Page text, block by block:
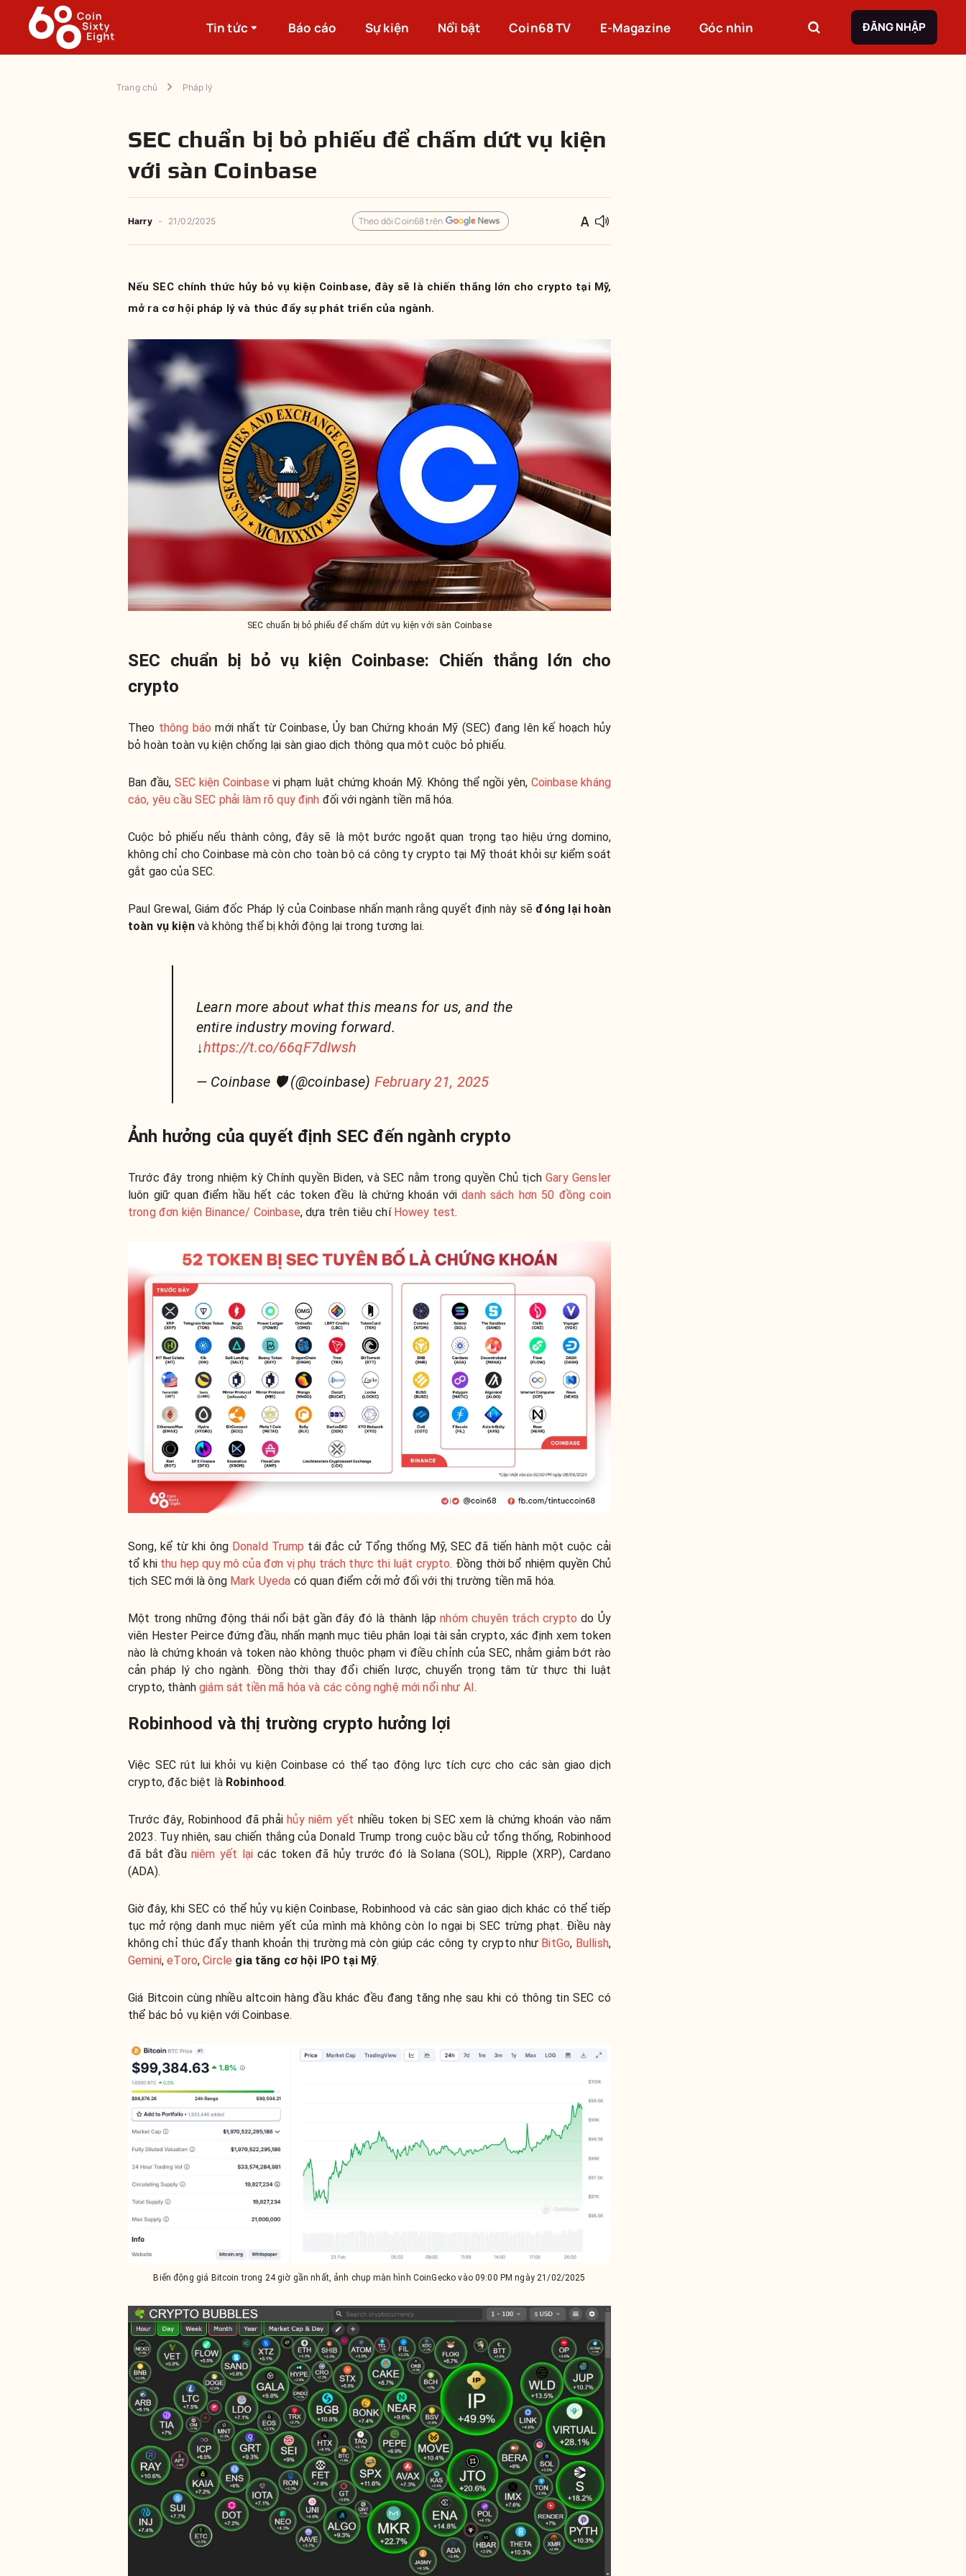
Tin tức Báo cáo Sự kiện Nổi bật Coin68 TV E-Magazine Góc nhìn ĐĂNG NHẬP
Trang chủ Pháp lý
SEC chuẩn bị bỏ phiếu để chấm dứt vụ kiện
với sàn Coinbase
Harry - 21/02/2025 Theo dõi Coin68 trên
Nếu SEC chính thức hủy bỏ vụ kiện Coinbase, đây sẽ là chiến thắng lớn cho crypto tại Mỹ,
mở ra cơ hội pháp lý và thúc đẩy sự phát triển của ngành.
SEC chuẩn bị bỏ phiếu để chấm dứt vụ kiện với sàn Coinbase
SEC chuẩn bị bỏ vụ kiện Coinbase: Chiến thắng lớn cho
crypto
Theo thông báo mới nhất từ Coinbase, Ủy ban Chứng khoán Mỹ (SEC) đang lên kế hoạch hủy
bỏ hoàn toàn vụ kiện chống lại sàn giao dịch thông qua một cuộc bỏ phiếu.
Ban đầu, SEC kiện Coinbase vi phạm luật chứng khoán Mỹ. Không thể ngồi yên, Coinbase kháng
cáo, yêu cầu SEC phải làm rõ quy định đối với ngành tiền mã hóa.
Cuộc bỏ phiếu nếu thành công, đây sẽ là một bước ngoặt quan trọng tạo hiệu ứng domino,
không chỉ cho Coinbase mà còn cho toàn bộ cá công ty crypto tại Mỹ thoát khỏi sự kiểm soát
gắt gao của SEC.
Paul Grewal, Giám đốc Pháp lý của Coinbase nhấn mạnh rằng quyết định này sẽ đóng lại hoàn
toàn vụ kiệnvà không thể bị khởi động lại trong tương lai.
Learn more about what this means for us, and the
entire industry moving forward.
↓https://t.co/66qF7dIwsh
— Coinbase 🛡️ (@coinbase) February 21, 2025
Ảnh hưởng của quyết định SEC đến ngành crypto
Trước đây trong nhiệm kỳ Chính quyền Biden, và SEC nằm trong quyền Chủ tịchGary Gensler
luôn giữ quan điểm hầu hết các token đều là chứng khoán vớidanh sách hơn 50 đồng coin
trong đơn kiện Binance/ Coinbase, dựa trên tiêu chí Howey test.
Song, kể từ khi ông Donald Trump tái đắc cử Tổng thống Mỹ, SEC đã tiến hành một cuộc cải
tổ khi thu hẹp quy mô của đơn vị phụ trách thực thi luật crypto. Đồng thời bổ nhiệm quyền Chủ
tịch SEC mới là ông Mark Uyeda có quan điểm cởi mở đối với thị trường tiền mã hóa.
Một trong những động thái nổi bật gần đây đó là thành lậpnhóm chuyên trách crypto do Ủy
viên Hester Peirce đứng đầu, nhấn mạnh mục tiêu phân loại tài sản crypto, xác định xem token
nào là chứng khoán và token nào không thuộc phạm vi điều chỉnh của SEC, nhằm giảm bớt rào
cản pháp lý cho ngành. Đồng thời thay đổi chiến lược, chuyển trọng tâm từ thực thi luật
crypto, thànhgiám sát tiền mã hóa và các công nghệ mới nổi như AI.
Robinhood và thị trường crypto hưởng lợi
Việc SEC rút lui khỏi vụ kiện Coinbase có thể tạo động lực tích cực cho các sàn giao dịch
crypto, đặc biệt là Robinhood.
Trước đây, Robinhood đã phảihủy niêm yết nhiều token bị SEC xem là chứng khoán vào năm
2023. Tuy nhiên, sau chiến thắng của Donald Trump trong cuộc bầu cử tổng thống, Robinhood
đã bắt đầu niêm yết lạicác token đã hủy trước đó là Solana (SOL), Ripple (XRP), Cardano
(ADA).
Giờ đây, khi SEC có thể hủy vụ kiện Coinbase, Robinhood và các sàn giao dịch khác có thể tiếp
tục mở rộng danh mục niêm yết của mình mà không còn lo ngại bị SEC trừng phạt. Điều này
không chỉ thúc đẩy thanh khoản thị trường mà còn giúp các công ty crypto như BitGo, Bullish,
Gemini,eToro,Circle gia tăng cơ hội IPO tại Mỹ.
Giá Bitcoin cùng nhiều altcoin hàng đầu khác đều đang tăng nhẹ sau khi có thông tin SEC có
thể bác bỏ vụ kiện với Coinbase.
Biến động giá Bitcoin trong 24 giờ gần nhất, ảnh chụp màn hình CoinGecko vào 09:00 PM ngày 21/02/2025